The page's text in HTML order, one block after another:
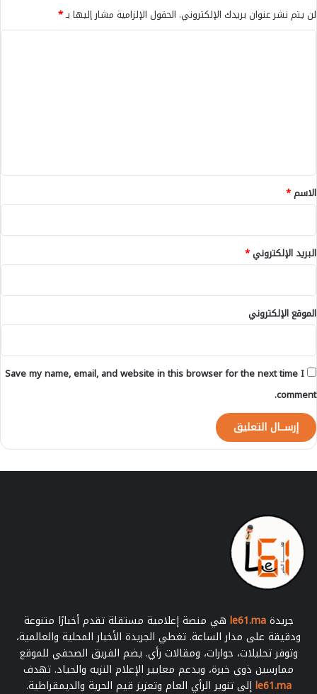
د
م
س
ل
ي
لن يتم نشر عنوان بريدك الإلكتروني. الحقول الإلزامية مشار إليها بـ*
*
الاسم*
البريد الإلكتروني*
الموقع الإلكتروني
Save my name, email, and website in this browser for the next time I
comment.
جريدةle61.ma هي منصة إعلامية مستقلة تقدم أخبارًا متنوعة
ودقيقة على مدار الساعة. تغطي الجريدة الأخبار المحلية والعالمية،
وتوفر تحليلات، حوارات، ومقالات رأي. يضم الفريق الصحفي للموقع
ممارسين ذوي خبرة، ويدعم معايير الإعلام النزيه والحياد. تهدف
le61.maإلى تنوير الرأي العام وتعزيز قيم الحرية والديمقراطية.